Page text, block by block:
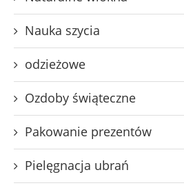
Nauka szycia
odzieżowe
Ozdoby świąteczne
Pakowanie prezentów
Pielęgnacja ubrań